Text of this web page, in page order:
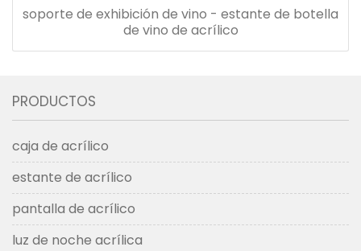
soporte de exhibición de vino - estante de botella
de vino de acrílico
PRODUCTOS
caja de acrílico
estante de acrílico
pantalla de acrílico
luz de noche acrílica